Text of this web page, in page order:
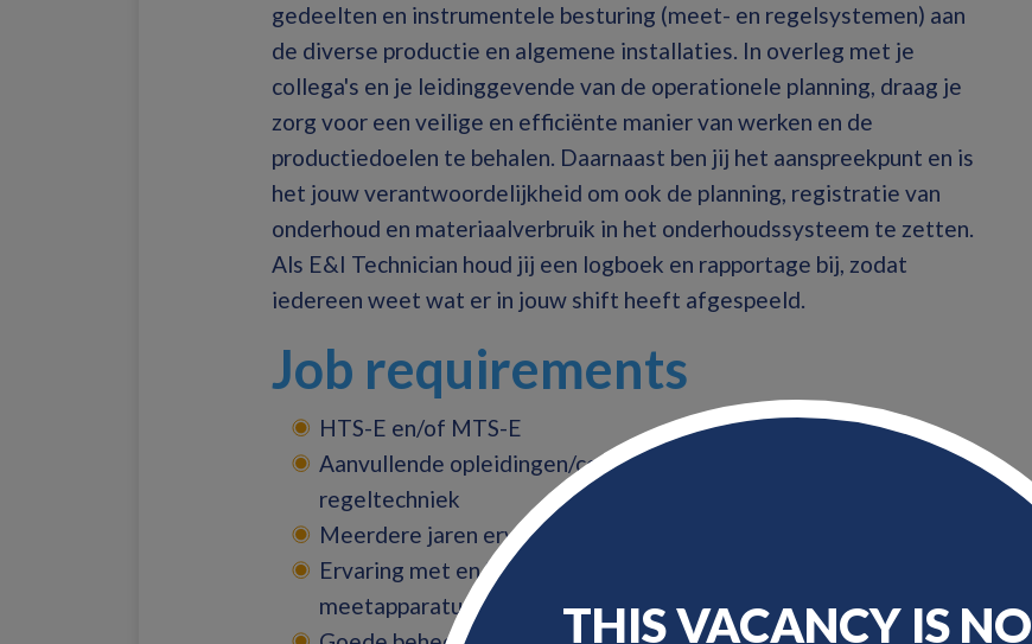
THIS VACANCY IS NO
gedeelten en instrumentele besturing (meet- en regelsystemen) aan
de diverse productie en algemene installaties. In overleg met je
collega's en je leidinggevende van de operationele planning, draag je
zorg voor een veilige en efficiënte manier van werken en de
productiedoelen te behalen. Daarnaast ben jij het aanspreekpunt en is
het jouw verantwoordelijkheid om ook de planning, registratie van
onderhoud en materiaalverbruik in het onderhoudssysteem te zetten.
Als E&I Technician houd jij een logboek en rapportage bij, zodat
iedereen weet wat er in jouw shift heeft afgespeeld.
Job requirements
HTS-E en/of MTS-E
Aanvullende opleidingen/certificaten in de meet- en
regeltechniek
Meerdere jaren ervaring als E&I Technician
Ervaring met en/of kennis van generatoren, airco’s,
meetapparatuur, controlesystemen, etc.